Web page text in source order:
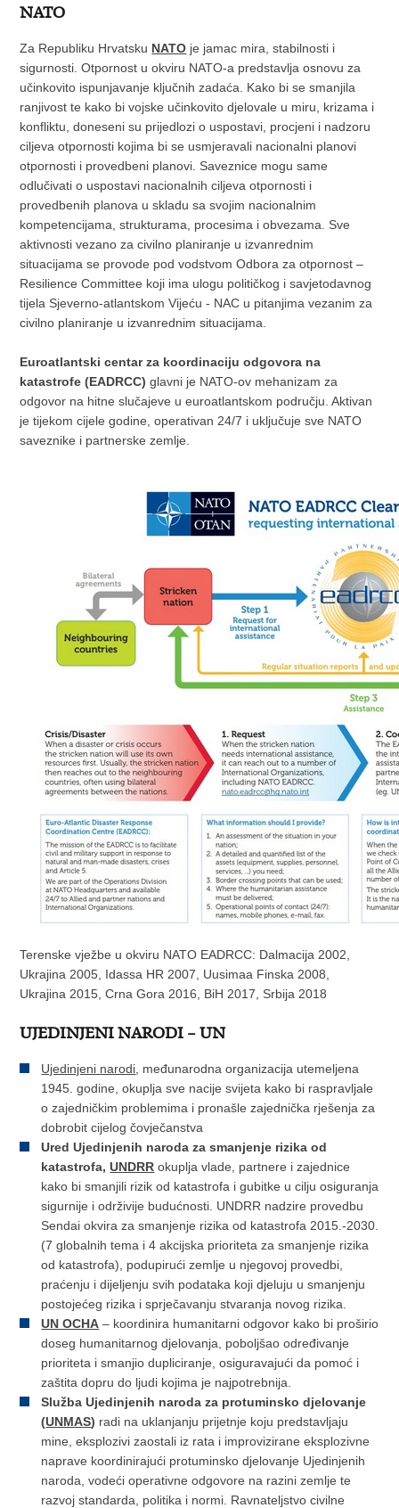
NATO
Za Republiku Hrvatsku NATO je jamac mira, stabilnosti i
sigurnosti. Otpornost u okviru NATO-a predstavlja osnovu za
učinkovito ispunjavanje ključnih zadaća. Kako bi se smanjila
ranjivost te kako bi vojske učinkovito djelovale u miru, krizama i
konfliktu, doneseni su prijedlozi o uspostavi, procjeni i nadzoru
ciljeva otpornosti kojima bi se usmjeravali nacionalni planovi
otpornosti i provedbeni planovi. Saveznice mogu same
odlučivati o uspostavi nacionalnih ciljeva otpornosti i
provedbenih planova u skladu sa svojim nacionalnim
kompetencijama, strukturama, procesima i obvezama. Sve
aktivnosti vezano za civilno planiranje u izvanrednim
situacijama se provode pod vodstvom Odbora za otpornost –
Resilience Committee koji ima ulogu političkog i savjetodavnog
tijela Sjeverno-atlantskom Vijeću - NAC u pitanjima vezanim za
civilno planiranje u izvanrednim situacijama.
Euroatlantski centar za koordinaciju odgovora na
katastrofe (EADRCC) glavni je NATO-ov mehanizam za
odgovor na hitne slučajeve u euroatlantskom području. Aktivan
je tijekom cijele godine, operativan 24/7 i uključuje sve NATO
saveznike i partnerske zemlje.
Terenske vježbe u okviru NATO EADRCC: Dalmacija 2002,
Ukrajina 2005, Idassa HR 2007, Uusimaa Finska 2008,
Ukrajina 2015, Crna Gora 2016, BiH 2017, Srbija 2018
UJEDINJENI NARODI – UN
Ujedinjeni narodi , međunarodna organizacija utemeljena
1945. godine, okuplja sve nacije svijeta kako bi raspravljale
o zajedničkim problemima i pronašle zajednička rješenja za
dobrobit cijelog čovječanstva
Ured Ujedinjenih naroda za smanjenje rizika od
katastrofa,UNDRR okuplja vlade, partnere i zajednice
kako bi smanjili rizik od katastrofa i gubitke u cilju osiguranja
sigurnije i održivije budućnosti. UNDRR nadzire provedbu
Sendai okvira za smanjenje rizika od katastrofa 2015.-2030.
(7 globalnih tema i 4 akcijska prioriteta za smanjenje rizika
od katastrofa), podupirući zemlje u njegovoj provedbi,
praćenju i dijeljenju svih podataka koji djeluju u smanjenju
postojećeg rizika i sprječavanju stvaranja novog rizika.
UN OCHA – koordinira humanitarni odgovor kako bi proširio
doseg humanitarnog djelovanja, poboljšao određivanje
prioriteta i smanjio dupliciranje, osiguravajući da pomoć i
zaštita dopru do ljudi kojima je najpotrebnija.
Služba Ujedinjenih naroda za protuminsko djelovanje
(UNMAS) radi na uklanjanju prijetnje koju predstavljaju
mine, eksplozivi zaostali iz rata i improvizirane eksplozivne
naprave koordinirajući protuminsko djelovanje Ujedinjenih
naroda, vodeći operativne odgovore na razini zemlje te
razvoj standarda, politika i normi. Ravnateljstvo civilne